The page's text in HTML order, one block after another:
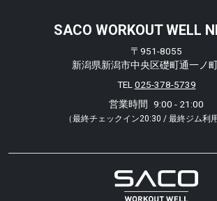
SACO WORKOUT WELL
〒951-8055
新潟県新潟市中央区礎町通一ノ
TEL 025-378-5739
営業時間
9:00 - 21:00
（最終チェックイン20:30 / 最終ジム利